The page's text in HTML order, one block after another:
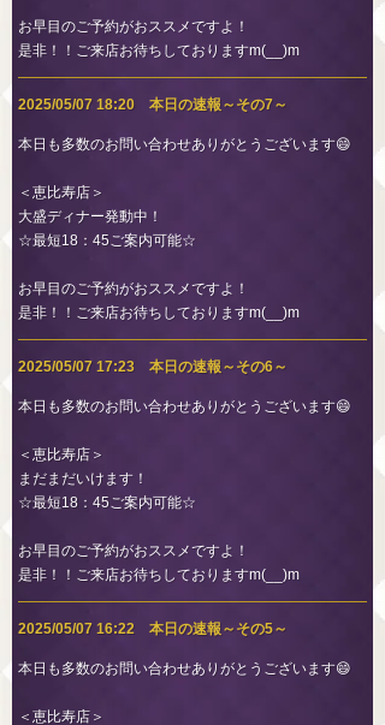
お早目のご予約がおススメですよ！
是非！！ご来店お待ちしておりますm(__)m
2025/05/07 18:20 本日の速報～その7～
本日も多数のお問い合わせありがとうございます😄
＜恵比寿店＞
大盛ディナー発動中！
☆最短18：45ご案内可能☆
お早目のご予約がおススメですよ！
是非！！ご来店お待ちしておりますm(__)m
2025/05/07 17:23 本日の速報～その6～
本日も多数のお問い合わせありがとうございます😄
＜恵比寿店＞
まだまだいけます！
☆最短18：45ご案内可能☆
お早目のご予約がおススメですよ！
是非！！ご来店お待ちしておりますm(__)m
2025/05/07 16:22 本日の速報～その5～
本日も多数のお問い合わせありがとうございます😄
＜恵比寿店＞